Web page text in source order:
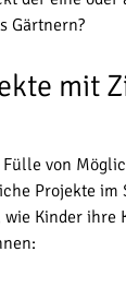
Gärtnern?
mit
von
Projekte
wie Kinder ihre